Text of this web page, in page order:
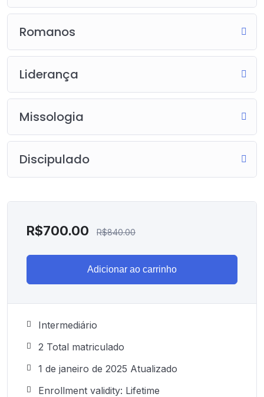
Romanos
Liderança
Missologia
Discipulado
R$700.00 R$840.00
Adicionar ao carrinho
Intermediário
2 Total matriculado
1 de janeiro de 2025 Atualizado
Enrollment validity: Lifetime